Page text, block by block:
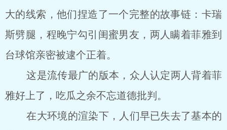
大的线索，他们捏造了一个完整的故事链：卡瑞
斯劈腿，程晚宁勾引闺蜜男友，两人瞒着菲雅到
台球馆亲密被逮个正着。
这是流传最广的版本，众人认定两人背着菲
雅好上了，吃瓜之余不忘道德批判。
在大环境的渲染下，人们早已失去了基本的